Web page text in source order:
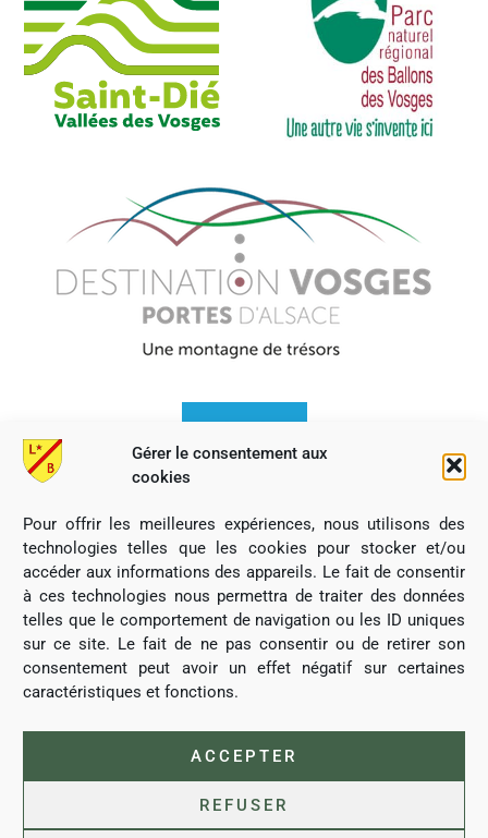
Gérer le consentement aux
cookies
Pour offrir les meilleures expériences, nous utilisons des
technologies telles que les cookies pour stocker et/ou
accéder aux informations des appareils. Le fait de consentir
à ces technologies nous permettra de traiter des données
telles que le comportement de navigation ou les ID uniques
sur ce site. Le fait de ne pas consentir ou de retirer son
consentement peut avoir un effet négatif sur certaines
caractéristiques et fonctions.
ACCEPTER
REFUSER